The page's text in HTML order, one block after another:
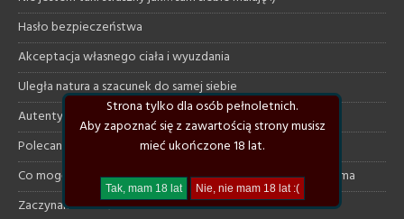
Hasło bezpieczeństwa
Akceptacja własnego ciała i wyuzdania
Uległa natura a szacunek do samej siebie
Autentyczna opowieść pewnej mężatki
Polecane klimatyczne książki
Co mogę dać uległej a czego ode mnie na pewno nie otrzyma
Zaczynam szukać od nowa
Strona tylko dla osób pełnoletnich.
Aby zapoznać się z zawartością strony musisz
mieć ukończone 18 lat.